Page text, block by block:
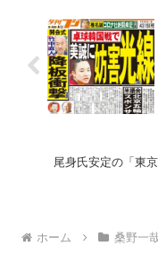
尾身氏安定の「東
ホーム 桑野一